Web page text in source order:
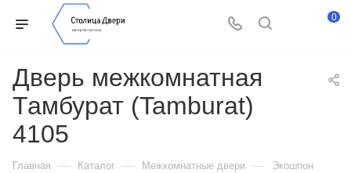
0
Дверь межкомнатная
Тамбурат (Tamburat)
4105
Главная — Каталог — Межкомнатные двери — Экошпон